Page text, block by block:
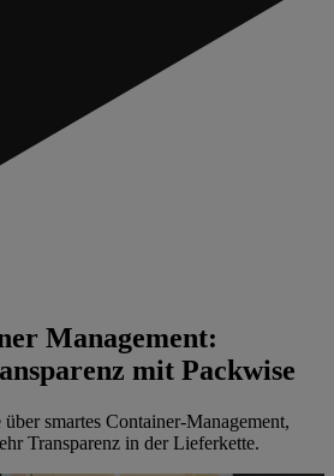
Management:
mit Packwise
smartes Container-Management,
Transparenz in der Lieferkette.